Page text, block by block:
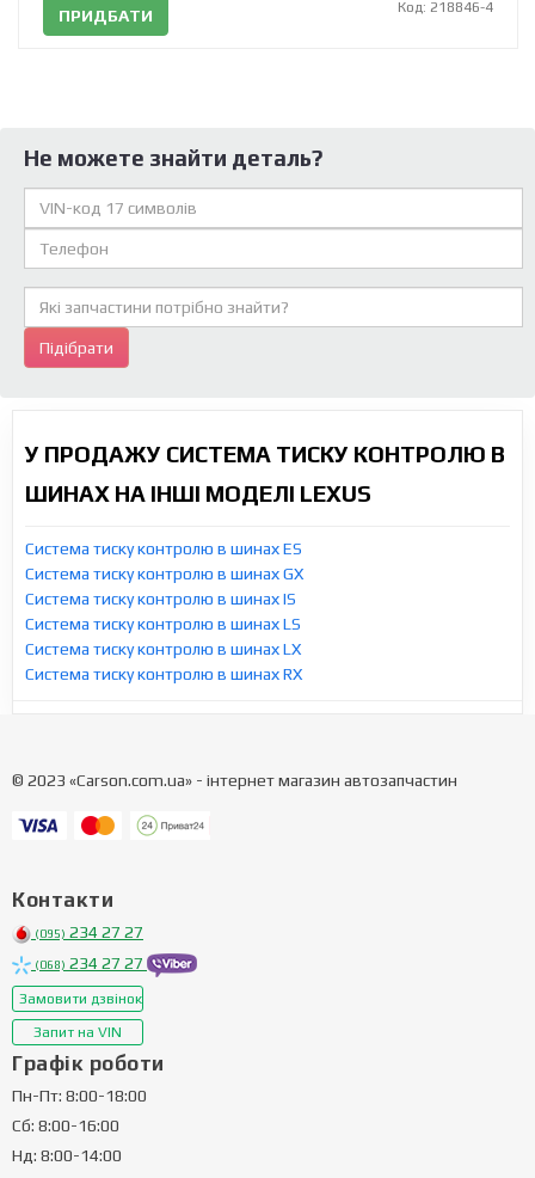
ПРИДБАТИ Код: 218846-4
Не можете знайти деталь?
Підібрати
У ПРОДАЖУ СИСТЕМА ТИСКУ КОНТРОЛЮ В
ШИНАХ НА ІНШІ МОДЕЛІ LEXUS
Система тиску контролю в шинах ES
Система тиску контролю в шинах GX
Система тиску контролю в шинах IS
Система тиску контролю в шинах LS
Система тиску контролю в шинах LX
Система тиску контролю в шинах RX
© 2023 «Carson.com.ua» - інтернет магазин автозапчастин
Контакти
(095) 234 27 27
(068) 234 27 27
Замовити дзвінок
Запит на VIN
Графік роботи
Пн-Пт: 8:00-18:00
Сб: 8:00-16:00
Нд: 8:00-14:00